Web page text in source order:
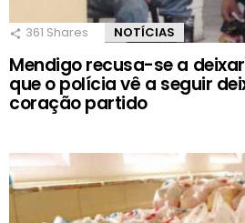
361 Shares NOTÍCIAS
Mendigo recusa-se a
que o polícia vê a seguir
coração partido